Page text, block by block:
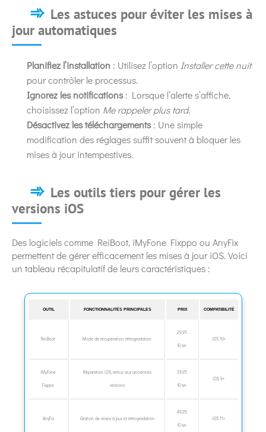
Les astuces pour éviter les mises à
jour automatiques
Planifiez l’installation : Utilisez l’option Installer cette nuit
pour contrôler le processus.
Ignorez les notifications: Lorsque l’alerte s’affiche,
choisissez l’option Me rappeler plus tard.
Désactivez les téléchargements: Une simple
modification des réglages suffit souvent à bloquer les
mises à jour intempestives.
Les outils tiers pour gérer les
versions iOS
Des logiciels comme ReiBoot, iMyFone Fixppo ou AnyFix
permettent de gérer efficacement les mises à jour iOS. Voici
un tableau récapitulatif de leurs caractéristiques :
OUTIL FONCTIONNALITÉS PRINCIPALES PRIX COMPATIBILITÉ
ReiBoot Mode de récupération, rétrogradation
29,95
€/an
iOS 10+
iMyFone
Fixppo
Réparation iOS, retour aux anciennes
versions
39,95
€/an
iOS 9+
AnyFix Gestion de mises à jour et rétrogradation
49,95
€/an
iOS 11+